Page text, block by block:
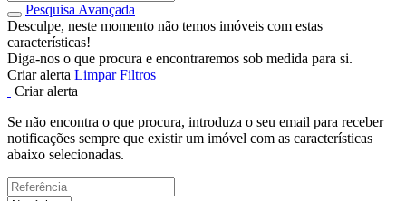
Pesquisa Avançada
Desculpe, neste momento não temos imóveis com estas
características!
Diga-nos o que procura e encontraremos sob medida para si.
Criar alerta Limpar Filtros
Criar alerta
Se não encontra o que procura, introduza o seu email para receber
notificações sempre que existir um imóvel com as características
abaixo selecionadas.